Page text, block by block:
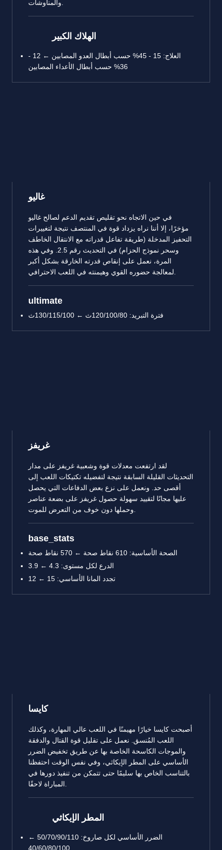
الهلاك الكبير
العلاج: 15 - 45% حسب أبطال العدو المصابين ← 12 -
36% حسب أبطال الأعداء المصابين
غاليو
في حين الاتجاه نحو تقليص تقديم الدعم لصالح غاليو
مؤخرًا، إلا أننا نراه يزداد قوة في المنتصف نتيجة لتغييرات
التحفيز المدخلة (طريقة تفاعل قدراته مع الانتقال الخاطف
وسحر نموذج الحزام) في التحديث رقم 2.5. وفي هذه
المرة، نعمل على إنقاص قدرته الخارقة بشكل أكبر
ultimate
فترة التبريد: 120/100/80ث ← 130/115/100ث
غريفز
لقد ارتفعت معدلات قوة وشعبية غريفز على مدار
التحديثات القليلة السابقة نتيجة لتفضيله تكتيكات اللعب إلى
أقصى حد. ونعمل على نزع بعض الدفاعات التي يحصل
عليها مجانًا لتقييد سهولة حصول غريفز على بضعة عناصر
base_stats
الصحة الأساسية: 610 نقاط صحة ← 570 نقاط صحة
الدرع لكل مستوى: 4.3 ← 3.9
تجدد المانا الأساسي: 15 ← 12
كايسا
أصبحت كايسا خيارًا مهيمنًا في اللعب عالي المهارة، وكذلك
اللعب المُنسق. نعمل على تقليل قوة القتال والدفقة
والموجات الكاسحة الخاصة بها عن طريق تخفيض الضرر
الأساسي على المطر الإيكاثي، وفي نفس الوقت احتفظنا
بالتناسب الخاص بها سليمًا حتى تتمكن من تنفيذ دورها في
المطر الإيكاثي
الضرر الأساسي لكل صاروخ: 50/70/90/110 ←
40/60/80/100